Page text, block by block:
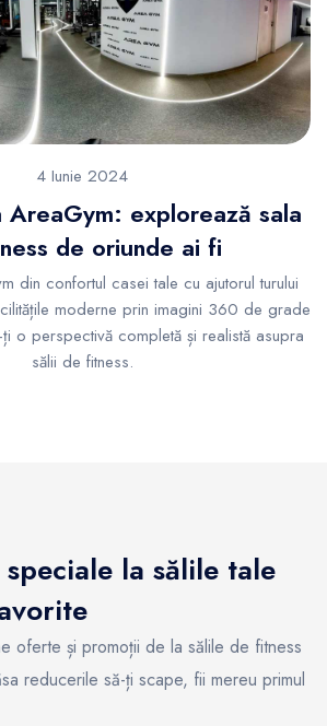
4 Iunie 2024
AreaGym: explorează sala
de oriunde ai fi
din confortul casei tale cu ajutorul turului
moderne prin imagini 360 de grade
o perspectivă completă și realistă asupra
sălii de fitness.
la sălile tale
oferte și promoții de la sălile de fitness
reducerile să-ți scape, fii mereu primul